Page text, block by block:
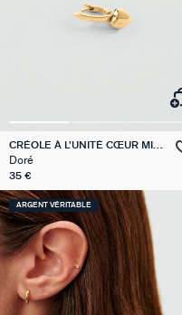
CRÉOLE À L'UNITÉ CŒUR MIX
& MATCH
Doré
35 €
ARGENT VÉRITABLE